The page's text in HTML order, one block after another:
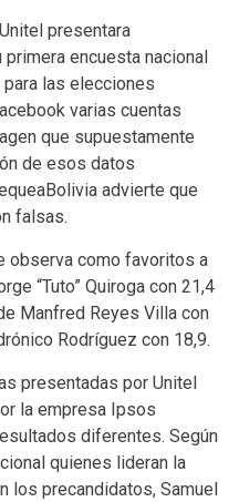
presentara
primera encuesta nacional
las elecciones
varias cuentas
que supuestamente
de esos datos
advierte que
falsas.
observa como favoritos a
“Tuto” Quiroga con 21,4
Manfred Reyes Villa con
Rodríguez con 18,9.
presentadas por Unitel
la empresa Ipsos
diferentes. Según
quienes lideran la
los precandidatos, Samuel